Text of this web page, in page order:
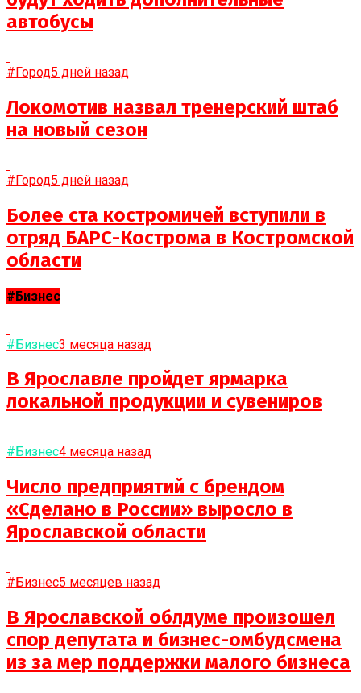
автобусы
#Город5 дней назад
Локомотив назвал тренерский штаб
на новый сезон
#Город5 дней назад
Более ста костромичей вступили в
отряд БАРС-Кострома в Костромской
области
#Бизнес
#Бизнес3 месяца назад
В Ярославле пройдет ярмарка
локальной продукции и сувениров
#Бизнес4 месяца назад
Число предприятий с брендом
«Сделано в России» выросло в
Ярославской области
#Бизнес5 месяцев назад
В Ярославской облдуме произошел
спор депутата и бизнес-омбудсмена
из за мер поддержки малого бизнеса